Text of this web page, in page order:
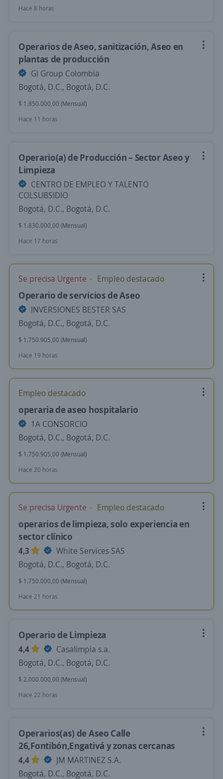
Hace 8 horas
Operarios de Aseo, sanitización, Aseo en
plantas de producción
Gi Group Colombia
Bogotá, D.C., Bogotá, D.C.
$ 1.850.000,00 (Mensual)
Hace 11 horas
Operario(a) de Producción – Sector Aseo y
Limpieza
CENTRO DE EMPLEO Y TALENTO
COLSUBSIDIO
Bogotá, D.C., Bogotá, D.C.
$ 1.830.000,00 (Mensual)
Hace 17 horas
Se precisa Urgente Empleo destacado
Operario de servicios de Aseo
INVERSIONES BESTER SAS
Bogotá, D.C., Bogotá, D.C.
$ 1.750.905,00 (Mensual)
Hace 19 horas
Empleo destacado
operaria de aseo hospitalario
1A CONSORCIO
Bogotá, D.C., Bogotá, D.C.
$ 1.750.905,00 (Mensual)
Hace 20 horas
Se precisa Urgente Empleo destacado
operarios de limpieza, solo experiencia en
sector clínico
4,3
White Services SAS
Bogotá, D.C., Bogotá, D.C.
$ 1.750.000,00 (Mensual)
Hace 21 horas
Operario de Limpieza
4,4
Casalimpia s.a.
Bogotá, D.C., Bogotá, D.C.
$ 2.000.000,00 (Mensual)
Hace 22 horas
Operarios(as) de Aseo Calle
26,Fontibón,Engativá y zonas cercanas
4,4
JM MARTINEZ S.A.
Bogotá, D.C., Bogotá, D.C.